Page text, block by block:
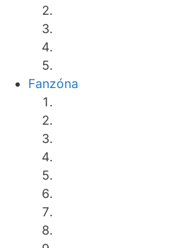
Fanzóna